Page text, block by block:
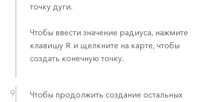
точку дуги.
Чтобы ввести значение радиуса, нажмите
клавишу R и щелкните на карте, чтобы
создать конечную точку.
Чтобы продолжить создание остальных